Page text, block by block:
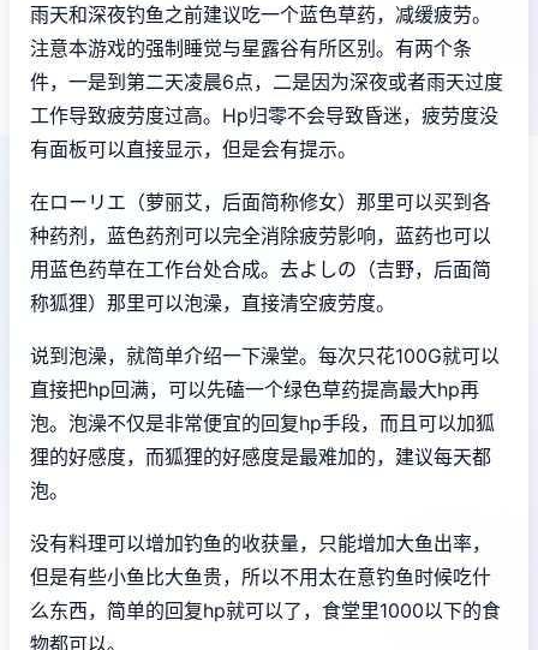
雨天和深夜钓鱼之前建议吃一个蓝色草药，减缓疲劳。
注意本游戏的强制睡觉与星露谷有所区别。有两个条
件，一是到第二天凌晨6点，二是因为深夜或者雨天过度
工作导致疲劳度过高。Hp归零不会导致昏迷，疲劳度没
有面板可以直接显示，但是会有提示。
在ローリエ（萝丽艾，后面简称修女）那里可以买到各
种药剂，蓝色药剂可以完全消除疲劳影响，蓝药也可以
用蓝色药草在工作台处合成。去よしの（吉野，后面简
称狐狸）那里可以泡澡，直接清空疲劳度。
说到泡澡，就简单介绍一下澡堂。每次只花100G就可以
直接把hp回满，可以先磕一个绿色草药提高最大hp再
泡。泡澡不仅是非常便宜的回复hp手段，而且可以加狐
狸的好感度，而狐狸的好感度是最难加的，建议每天都
泡。
没有料理可以增加钓鱼的收获量，只能增加大鱼出率，
但是有些小鱼比大鱼贵，所以不用太在意钓鱼时候吃什
么东西，简单的回复hp就可以了，食堂里1000以下的食
物都可以。